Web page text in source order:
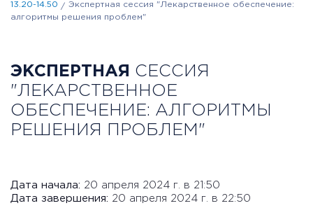
13.20-14.50
Экспертная сессия "Лекарственное обеспечение:
алгоритмы решения проблем"
ЭКСПЕРТНАЯ СЕССИЯ
"ЛЕКАРСТВЕННОЕ
ОБЕСПЕЧЕНИЕ: АЛГОРИТМЫ
РЕШЕНИЯ ПРОБЛЕМ"
Дата начала: 20 апреля 2024 г. в 21:50
Дата завершения: 20 апреля 2024 г. в 22:50